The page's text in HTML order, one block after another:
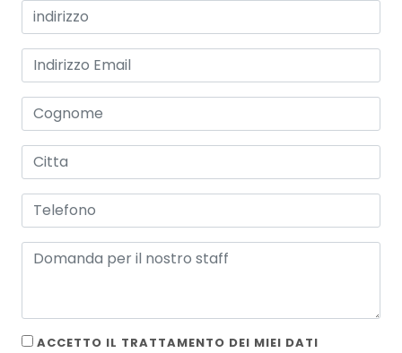
ACCETTO IL TRATTAMENTO DEI MIEI DATI